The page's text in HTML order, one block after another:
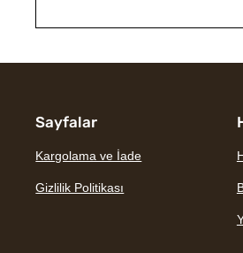
Sayfalar
Kargolama ve İade
Gizlilik Politikası